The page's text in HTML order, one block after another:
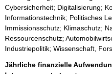
Cybersicherheit; Digitalisierung;
Informationstechnik; Politisches
Immissionsschutz; Klimaschutz;
Ressourcenschutz;
Industriepolitik; Wissenschaft,
Jährliche finanzielle